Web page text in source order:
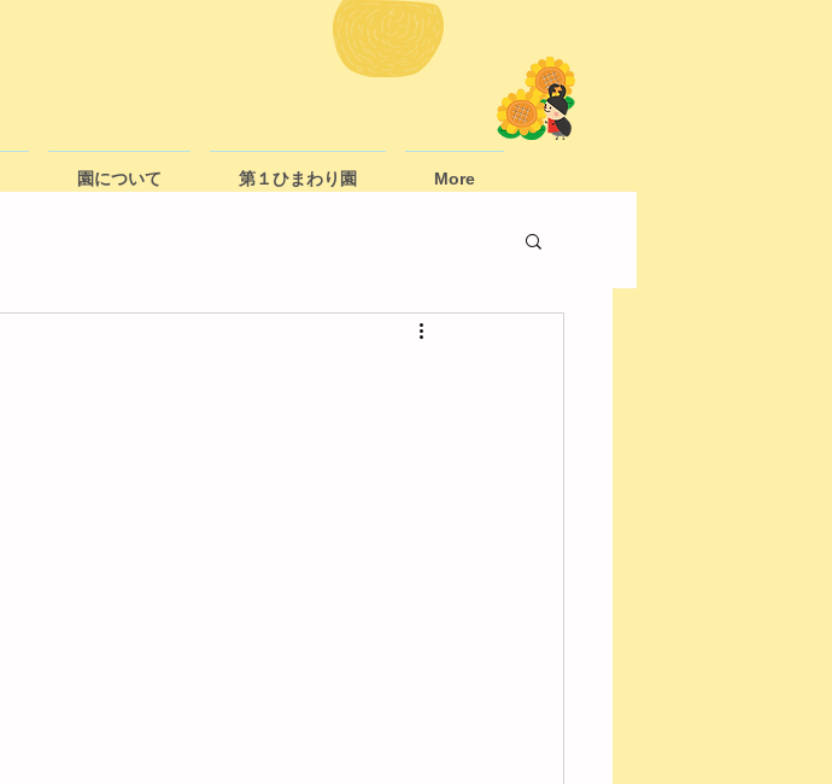
園について 第１ひまわり園 More